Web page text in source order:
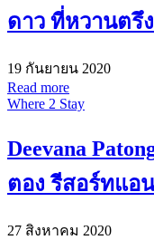
ดาว ที่หวานตรึ
19 กันยายน 2020
Read more
Where 2 Stay
Deevana
ตอง รีสอร์ทแอ
27 สิงหาคม 2020